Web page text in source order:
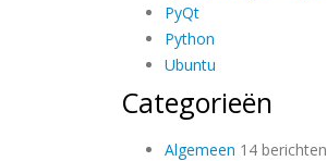
PyQt
Python
Ubuntu
Categorieën
Algemeen 14 berichten